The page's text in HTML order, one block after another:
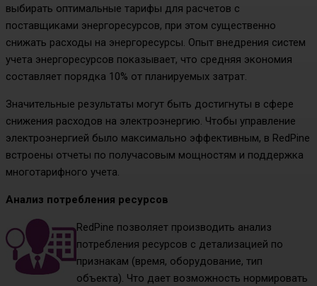
выбирать оптимальные тарифы для расчетов с
поставщиками энергоресурсов, при этом существенно
снижать расходы на энергоресурсы. Опыт внедрения систем
учета энергоресурсов показывает, что средняя экономия
составляет порядка 10% от планируемых затрат.
Значительные результаты могут быть достигнуты в сфере
снижения расходов на электроэнергию. Чтобы управление
электроэнергией было максимально эффективным, в RedPine
встроены отчеты по получасовым мощностям и поддержка
многотарифного учета.
Анализ потребления ресурсов
RedPine позволяет производить анализ
потребления ресурсов с детализацией по
признакам (время, оборудование, тип
объекта). Что дает возможность нормировать